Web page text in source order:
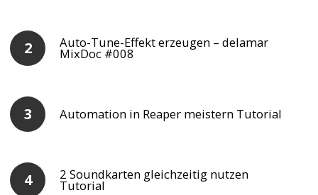
Auto-Tune-Effekt erzeugen – delamar
MixDoc #008
Automation in Reaper meistern Tutorial
2 Soundkarten gleichzeitig nutzen
Tutorial